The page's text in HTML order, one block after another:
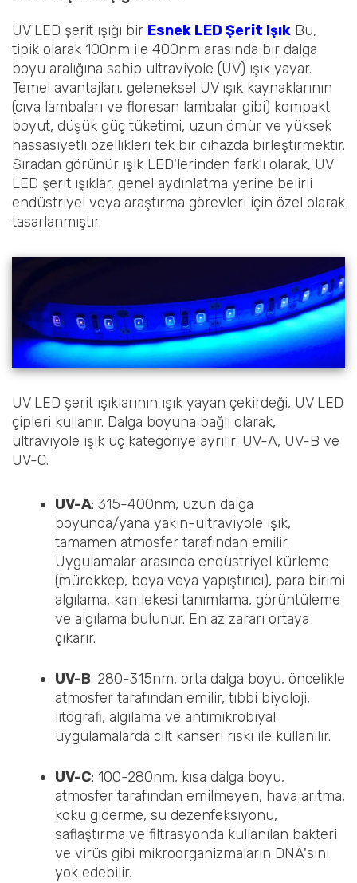
UV LED şerit ışığı bir Esnek LED Şerit Işık Bu,
tipik olarak 100nm ile 400nm arasında bir dalga
boyu aralığına sahip ultraviyole (UV) ışık yayar.
Temel avantajları, geleneksel UV ışık kaynaklarının
(cıva lambaları ve floresan lambalar gibi) kompakt
boyut, düşük güç tüketimi, uzun ömür ve yüksek
hassasiyetli özellikleri tek bir cihazda birleştirmektir.
Sıradan görünür ışık LED'lerinden farklı olarak, UV
LED şerit ışıklar, genel aydınlatma yerine belirli
endüstriyel veya araştırma görevleri için özel olarak
tasarlanmıştır.
UV LED şerit ışıklarının ışık yayan çekirdeği, UV LED
çipleri kullanır. Dalga boyuna bağlı olarak,
ultraviyole ışık üç kategoriye ayrılır: UV-A, UV-B ve
UV-C.
UV-A: 315-400nm, uzun dalga
boyunda/yana yakın-ultraviyole ışık,
tamamen atmosfer tarafından emilir.
Uygulamalar arasında endüstriyel kürleme
(mürekkep, boya veya yapıştırıcı), para birimi
algılama, kan lekesi tanımlama, görüntüleme
ve algılama bulunur. En az zararı ortaya
çıkarır.
UV-B: 280-315nm, orta dalga boyu, öncelikle
atmosfer tarafından emilir, tıbbi biyoloji,
litografi, algılama ve antimikrobiyal
uygulamalarda cilt kanseri riski ile kullanılır.
UV-C: 100-280nm, kısa dalga boyu,
atmosfer tarafından emilmeyen, hava arıtma,
koku giderme, su dezenfeksiyonu,
saflaştırma ve filtrasyonda kullanılan bakteri
ve virüs gibi mikroorganizmaların DNA'sını
yok edebilir.